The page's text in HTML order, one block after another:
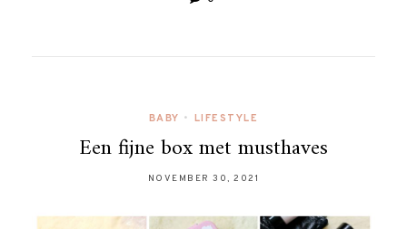
BABY • LIFESTYLE
Een fijne box met musthaves
NOVEMBER 30, 2021